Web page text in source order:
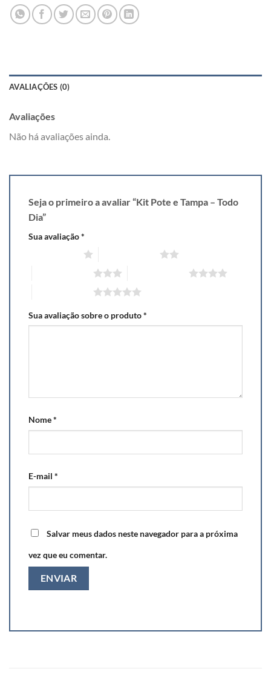
AVALIAÇÕES (0)
Avaliações
Não há avaliações ainda.
Seja o primeiro a avaliar “Kit Pote e Tampa – Todo
Dia”
Sua avaliação*
Sua avaliação sobre o produto*
Nome*
E-mail *
Salvar meus dados neste navegador para a próxima
vez que eu comentar.